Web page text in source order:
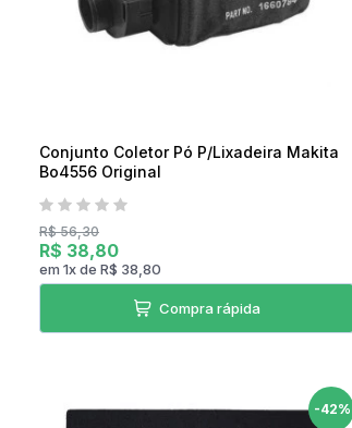
Conjunto Coletor Pó P/Lixadeira Makita
Bo4556 Original
R$ 56,30
R$ 38,80
em 1xde R$ 38,80
Compra rápida
-42%